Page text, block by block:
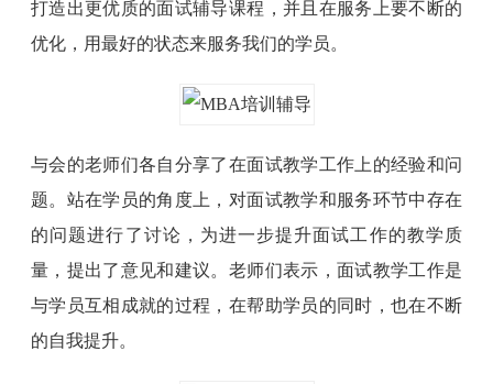
打造出更优质的面试辅导课程，并且在服务上要不断的
优化，用最好的状态来服务我们的学员。
与会的老师们各自分享了在面试教学工作上的经验和问
题。站在学员的角度上，对面试教学和服务环节中存在
的问题进行了讨论，为进一步提升面试工作的教学质
量，提出了意见和建议。老师们表示，面试教学工作是
与学员互相成就的过程，在帮助学员的同时，也在不断
的自我提升。